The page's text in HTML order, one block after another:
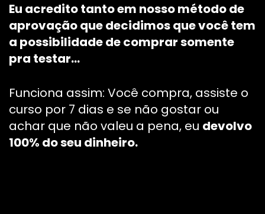
Eu acredito tanto em nosso método de
aprovação que decidimos que você tem
a possibilidade de comprar somente
pra testar…
Funciona assim: Você compra, assiste o
curso por 7 dias e se não gostar ou
achar que não valeu a pena, eu devolvo
100% do seu dinheiro.